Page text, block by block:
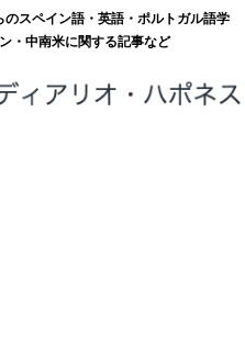
スペイン語・英語・ポルトガル語学
・中南米に関する記事など